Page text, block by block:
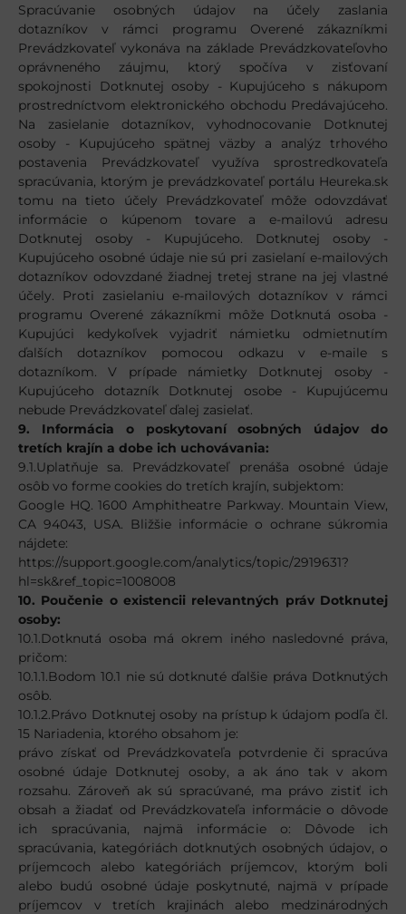
Spracúvanie osobných údajov na účely zaslania
dotazníkov v rámci programu Overené zákazníkmi
Prevádzkovateľ vykonáva na základe Prevádzkovateľovho
oprávneného záujmu, ktorý spočíva v zisťovaní
spokojnosti Dotknutej osoby - Kupujúceho s nákupom
prostredníctvom elektronického obchodu Predávajúceho.
Na zasielanie dotazníkov, vyhodnocovanie Dotknutej
osoby - Kupujúceho spätnej väzby a analýz trhového
postavenia Prevádzkovateľ využíva sprostredkovateľa
spracúvania, ktorým je prevádzkovateľ portálu Heureka.sk
tomu na tieto účely Prevádzkovateľ môže odovzdávať
informácie o kúpenom tovare a e-mailovú adresu
Dotknutej osoby - Kupujúceho. Dotknutej osoby -
Kupujúceho osobné údaje nie sú pri zasielaní e-mailových
dotazníkov odovzdané žiadnej tretej strane na jej vlastné
účely. Proti zasielaniu e-mailových dotazníkov v rámci
programu Overené zákazníkmi môže Dotknutá osoba -
Kupujúci kedykoľvek vyjadriť námietku odmietnutím
ďalších dotazníkov pomocou odkazu v e-maile s
dotazníkom. V prípade námietky Dotknutej osoby -
Kupujúceho dotazník Dotknutej osobe - Kupujúcemu
nebude Prevádzkovateľ ďalej zasielať.
9. Informácia o poskytovaní osobných údajov do
tretích krajín a dobe ich uchovávania:
9.1.Uplatňuje sa. Prevádzkovateľ prenáša osobné údaje
osôb vo forme cookies do tretích krajín, subjektom:
Google HQ. 1600 Amphitheatre Parkway. Mountain View,
CA 94043, USA. Bližšie informácie o ochrane súkromia
nájdete:
https://support.google.com/analytics/topic/2919631?
hl=sk&ref_topic=1008008
10. Poučenie o existencii relevantných práv Dotknutej
osoby:
10.1.Dotknutá osoba má okrem iného nasledovné práva,
pričom:
10.1.1.Bodom 10.1 nie sú dotknuté ďalšie práva Dotknutých
osôb.
10.1.2.Právo Dotknutej osoby na prístup k údajom podľa čl.
15 Nariadenia, ktorého obsahom je:
právo získať od Prevádzkovateľa potvrdenie či spracúva
osobné údaje Dotknutej osoby, a ak áno tak v akom
rozsahu. Zároveň ak sú spracúvané, ma právo zistiť ich
obsah a žiadať od Prevádzkovateľa informácie o dôvode
ich spracúvania, najmä informácie o: Dôvode ich
spracúvania, kategóriách dotknutých osobných údajov, o
príjemcoch alebo kategóriách príjemcov, ktorým boli
alebo budú osobné údaje poskytnuté, najmä v prípade
príjemcov v tretích krajinách alebo medzinárodných